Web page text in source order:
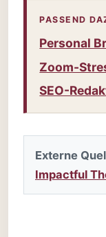
PASSEND
Personal
Zoom-
SEO-
Externe
Impactful